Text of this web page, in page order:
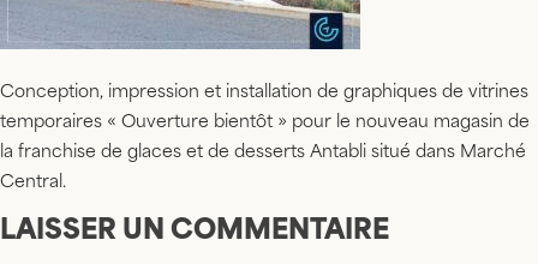
Conception, impression et installation de graphiques de vitrines
temporaires « Ouverture bientôt » pour le nouveau magasin de
la franchise de glaces et de desserts Antabli situé dans Marché
Central.
LAISSER UN COMMENTAIRE